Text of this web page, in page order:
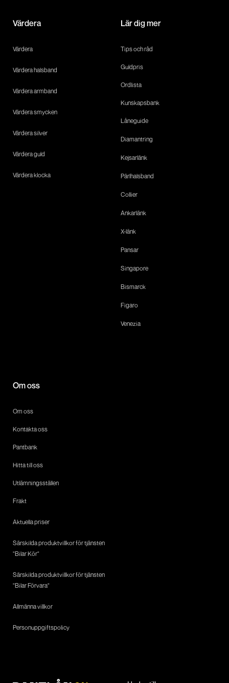
Värdera
Värdera
Värdera halsband
Värdera armband
Värdera smycken
Värdera silver
Värdera guld
Värdera klocka
Lär dig mer
Tips och råd
Guldpris
Ordlista
Kunskapsbank
Låneguide
Diamantring
Kejsarlänk
Pärlhalsband
Collier
Ankarlänk
X-länk
Pansar
Singapore
Bismarck
Figaro
Venezia
Om oss
Om oss
Kontakta oss
Pantbank
Hitta till oss
Utlämningsställen
Frakt
Aktuella priser
Särskilda produktvillkor för tjänsten
"Bilar Kör"
Särskilda produktvillkor för tjänsten
"Bilar Förvara"
Allmänna villkor
Personuppgiftspolicy